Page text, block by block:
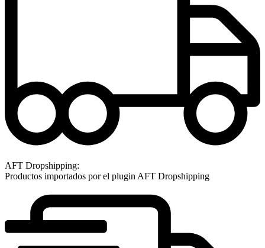
AFT Dropshipping:
Productos importados por el plugin AFT Dropshipping